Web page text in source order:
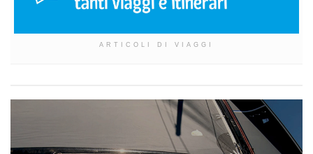
ARTICOLI DI VIAGGI